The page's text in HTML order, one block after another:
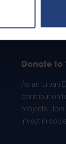
Donate to
As an Urban
contribution
projects.
invest in